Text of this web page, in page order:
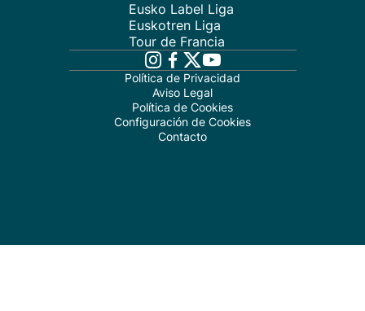
Eusko Label Liga
Euskotren Liga
Tour de Francia
Política de Privacidad
Aviso Legal
Política de Cookies
Configuración de Cookies
Contacto